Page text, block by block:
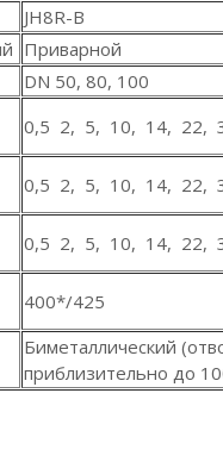
JH8R-B
Приварной
DN 50, 80, 100
0,5 2, 5, 10, 14, 22,
0,5 2, 5, 10, 14, 22,
0,5 2, 5, 10, 14, 22,
400*/425
Биметаллический
приблизительно до